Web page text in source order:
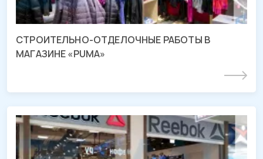
СТРОИТЕЛЬНО-ОТДЕЛОЧНЫЕ РАБОТЫ В
МАГАЗИНЕ «PUMA»
Подробнее
СМР и отделочные работы магазина
«REEBOK»